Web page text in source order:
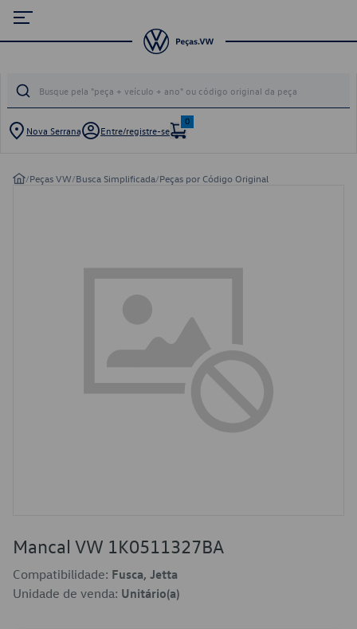
Nova Serrana Entre/registre-se
0
/Peças VW/Busca Simplificada/Peças por Código Original
Mancal VW 1K0511327BA
Compatibilidade: Fusca, Jetta
Unidade de venda: Unitário(a)